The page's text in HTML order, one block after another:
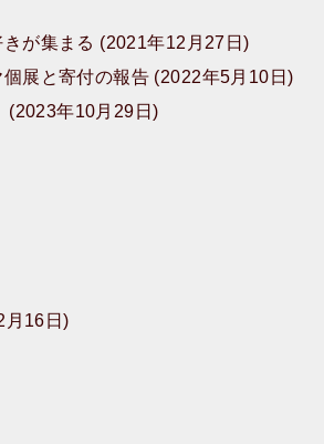
が集まる (2021年12月27日)
展と寄付の報告 (2022年5月10日)
(2023年10月29日)
月16日)